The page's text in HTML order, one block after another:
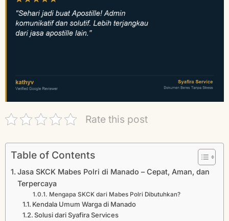
Rate this post
Table of Contents
Jasa SKCK Mabes Polri di Manado – Cepat, Aman, dan
Terpercaya
Mengapa SKCK dari Mabes Polri Dibutuhkan?
Kendala Umum Warga di Manado
Solusi dari Syafira Services